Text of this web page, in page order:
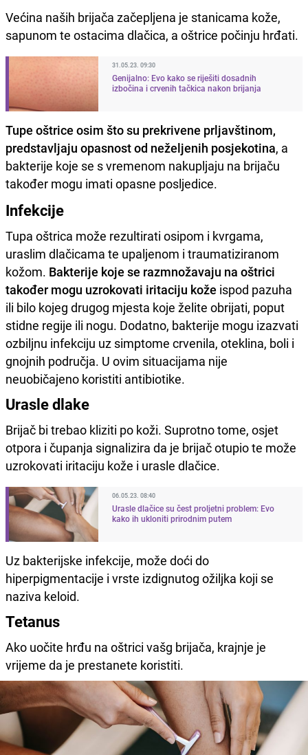
Većina naših brijača začepljena je stanicama kože,
sapunom te ostacima dlačica, a oštrice počinju hrđati.
31.05.23. 09:30
Genijalno: Evo kako se riješiti dosadnih
izbočina i crvenih tačkica nakon brijanja
Tupe oštrice osim što su prekrivene prljavštinom,
predstavljaju opasnost od neželjenih posjekotina, a
bakterije koje se s vremenom nakupljaju na brijaču
također mogu imati opasne posljedice.
Infekcije
Tupa oštrica može rezultirati osipom i kvrgama,
uraslim dlačicama te upaljenom i traumatiziranom
kožom. Bakterije koje se razmnožavaju na oštrici
također mogu uzrokovati iritaciju kože ispod pazuha
ili bilo kojeg drugog mjesta koje želite obrijati, poput
stidne regije ili nogu. Dodatno, bakterije mogu izazvati
ozbiljnu infekciju uz simptome crvenila, oteklina, boli i
gnojnih područja. U ovim situacijama nije
neuobičajeno koristiti antibiotike.
Urasle dlake
Brijač bi trebao kliziti po koži. Suprotno tome, osjet
otpora i čupanja signalizira da je brijač otupio te može
uzrokovati iritaciju kože i urasle dlačice.
06.05.23. 08:40
Urasle dlačice su čest proljetni problem: Evo
kako ih ukloniti prirodnim putem
Uz bakterijske infekcije, može doći do
hiperpigmentacije i vrste izdignutog ožiljka koji se
naziva keloid.
Tetanus
Ako uočite hrđu na oštrici vašg brijača, krajnje je
vrijeme da je prestanete koristiti.